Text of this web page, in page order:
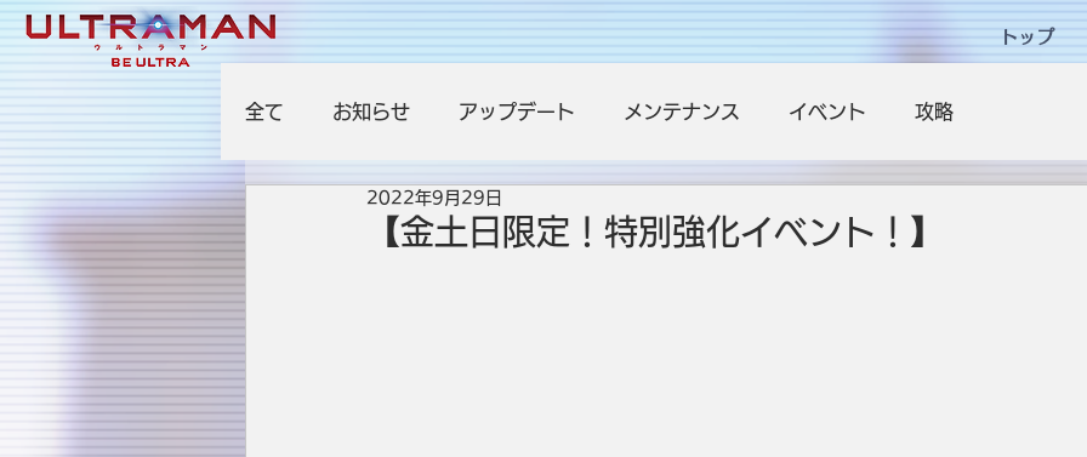
トップ
全て お知らせ アップデート メンテナンス イベント 攻略
【金土日限定！特別強化イベント！】
2022年9月29日